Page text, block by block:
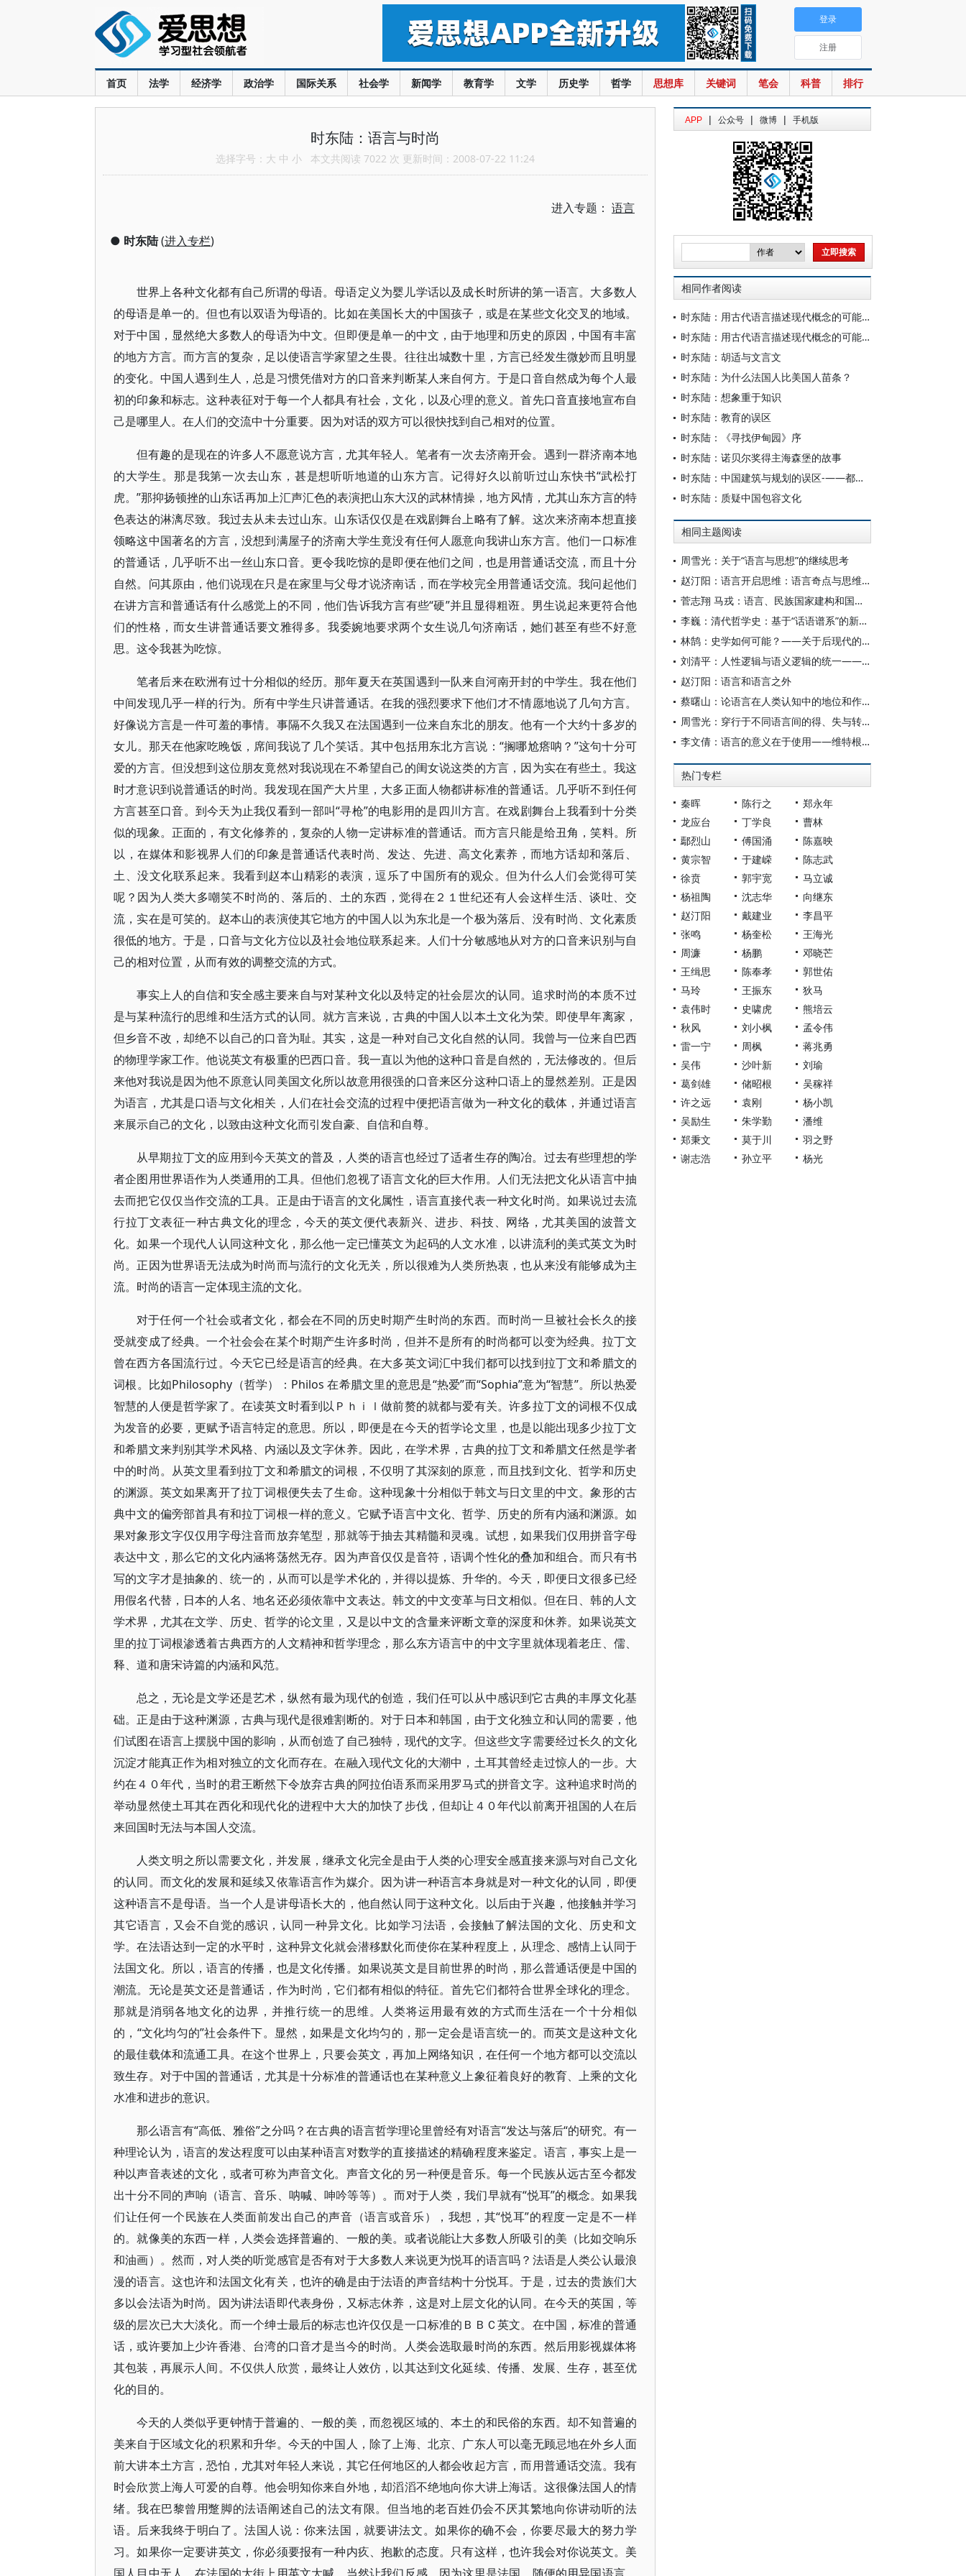
首页 法学 经济学 政治学 国际关系 社会学 新闻学 教育学 文学 历史学 哲学 思想库 关键词 笔会 科普 排行
登录
注册
时东陆：语言与时尚
选择字号： 大 中 小 本文共阅读 7022 次 更新时间：2008-07-22 11:24
进入专题： 语言
● 时东陆(进入专栏)
世界上各种文化都有自己所谓的母语。母语定义为婴儿学话以及成长时所讲的第一语言。大多数人
的母语是单一的。但也有以双语为母语的。比如在美国长大的中国孩子，或是在某些文化交叉的地域。
对于中国，显然绝大多数人的母语为中文。但即便是单一的中文，由于地理和历史的原因，中国有丰富
的地方方言。而方言的复杂，足以使语言学家望之生畏。往往出城数十里，方言已经发生微妙而且明显
的变化。中国人遇到生人，总是习惯凭借对方的口音来判断某人来自何方。于是口音自然成为每个人最
初的印象和标志。这种表征对于每一个人都具有社会，文化，以及心理的意义。首先口音直接地宣布自
己是哪里人。在人们的交流中十分重要。因为对话的双方可以很快找到自己相对的位置。
但有趣的是现在的许多人不愿意说方言，尤其年轻人。笔者有一次去济南开会。遇到一群济南本地
的大学生。那是我第一次去山东，甚是想听听地道的山东方言。记得好久以前听过山东快书“武松打
虎。”那抑扬顿挫的山东话再加上汇声汇色的表演把山东大汉的武林情操，地方风情，尤其山东方言的特
色表达的淋漓尽致。我过去从未去过山东。山东话仅仅是在戏剧舞台上略有了解。这次来济南本想直接
领略这中国著名的方言，没想到满屋子的济南大学生竟没有任何人愿意向我讲山东方言。他们一口标准
的普通话，几乎听不出一丝山东口音。更令我吃惊的是即便在他们之间，也是用普通话交流，而且十分
自然。问其原由，他们说现在只是在家里与父母才说济南话，而在学校完全用普通话交流。我问起他们
在讲方言和普通话有什么感觉上的不同，他们告诉我方言有些“硬”并且显得粗诳。男生说起来更符合他
们的性格，而女生讲普通话要文雅得多。我委婉地要求两个女生说几句济南话，她们甚至有些不好意
思。这令我甚为吃惊。
笔者后来在欧洲有过十分相似的经历。那年夏天在英国遇到一队来自河南开封的中学生。我在他们
中间发现几乎一样的行为。所有中学生只讲普通话。在我的强烈要求下他们才不情愿地说了几句方言。
好像说方言是一件可羞的事情。事隔不久我又在法国遇到一位来自东北的朋友。他有一个大约十多岁的
女儿。那天在他家吃晚饭，席间我说了几个笑话。其中包括用东北方言说：“搁哪尬瘩呐？”这句十分可
爱的方言。但没想到这位朋友竟然对我说现在不希望自己的闺女说这类的方言，因为实在有些土。我这
时才意识到说普通话的时尚。我发现在国产大片里，大多正面人物都讲标准的普通话。几乎听不到任何
方言甚至口音。到今天为止我仅看到一部叫“寻枪”的电影用的是四川方言。在戏剧舞台上我看到十分类
似的现象。正面的，有文化修养的，复杂的人物一定讲标准的普通话。而方言只能是给丑角，笑料。所
以，在媒体和影视界人们的印象是普通话代表时尚、发达、先进、高文化素养，而地方话却和落后、
土、没文化联系起来。我看到赵本山精彩的表演，逗乐了中国所有的观众。但为什么人们会觉得可笑
呢？因为人类大多嘲笑不时尚的、落后的、土的东西，觉得在２１世纪还有人会这样生活、谈吐、交
流，实在是可笑的。赵本山的表演使其它地方的中国人以为东北是一个极为落后、没有时尚、文化素质
很低的地方。于是，口音与文化方位以及社会地位联系起来。人们十分敏感地从对方的口音来识别与自
己的相对位置，从而有效的调整交流的方式。
事实上人的自信和安全感主要来自与对某种文化以及特定的社会层次的认同。追求时尚的本质不过
是与某种流行的思维和生活方式的认同。就方言来说，古典的中国人以本土文化为荣。即使早年离家，
但乡音不改，却绝不以自己的口音为耻。其实，这是一种对自己文化自然的认同。我曾与一位来自巴西
的物理学家工作。他说英文有极重的巴西口音。我一直以为他的这种口音是自然的，无法修改的。但后
来他对我说是因为他不原意认同美国文化所以故意用很强的口音来区分这种口语上的显然差别。正是因
为语言，尤其是口语与文化相关，人们在社会交流的过程中便把语言做为一种文化的载体，并通过语言
来展示自己的文化，以致由这种文化而引发自豪、自信和自尊。
从早期拉丁文的应用到今天英文的普及，人类的语言也经过了适者生存的陶冶。过去有些理想的学
者企图用世界语作为人类通用的工具。但他们忽视了语言文化的巨大作用。人们无法把文化从语言中抽
去而把它仅仅当作交流的工具。正是由于语言的文化属性，语言直接代表一种文化时尚。如果说过去流
行拉丁文表征一种古典文化的理念，今天的英文便代表新兴、进步、科技、网络，尤其美国的波普文
化。如果一个现代人认同这种文化，那么他一定已懂英文为起码的人文水准，以讲流利的美式英文为时
尚。正因为世界语无法成为时尚而与流行的文化无关，所以很难为人类所热衷，也从来没有能够成为主
流。时尚的语言一定体现主流的文化。
对于任何一个社会或者文化，都会在不同的历史时期产生时尚的东西。而时尚一旦被社会长久的接
受就变成了经典。一个社会会在某个时期产生许多时尚，但并不是所有的时尚都可以变为经典。拉丁文
曾在西方各国流行过。今天它已经是语言的经典。在大多英文词汇中我们都可以找到拉丁文和希腊文的
词根。比如Philosophy（哲学）：Philos 在希腊文里的意思是“热爱”而“Sophia”意为“智慧”。所以热爱
智慧的人便是哲学家了。在读英文时看到以Ｐｈｉｌ做前赘的就都与爱有关。许多拉丁文的词根不仅成
为发音的必要，更赋予语言特定的意思。所以，即便是在今天的哲学论文里，也是以能出现多少拉丁文
和希腊文来判别其学术风格、内涵以及文字休养。因此，在学术界，古典的拉丁文和希腊文任然是学者
中的时尚。从英文里看到拉丁文和希腊文的词根，不仅明了其深刻的原意，而且找到文化、哲学和历史
的渊源。英文如果离开了拉丁词根便失去了生命。这种现象十分相似于韩文与日文里的中文。象形的古
典中文的偏旁部首具有和拉丁词根一样的意义。它赋予语言中文化、哲学、历史的所有内涵和渊源。如
果对象形文字仅仅用字母注音而放弃笔型，那就等于抽去其精髓和灵魂。试想，如果我们仅用拼音字母
表达中文，那么它的文化内涵将荡然无存。因为声音仅仅是音符，语调个性化的叠加和组合。而只有书
写的文字才是抽象的、统一的，从而可以是学术化的，并得以提炼、升华的。今天，即便日文很多已经
用假名代替，日本的人名、地名还必须依靠中文表达。韩文的中文变革与日文相似。但在日、韩的人文
学术界，尤其在文学、历史、哲学的论文里，又是以中文的含量来评断文章的深度和休养。如果说英文
里的拉丁词根渗透着古典西方的人文精神和哲学理念，那么东方语言中的中文字里就体现着老庄、儒、
释、道和唐宋诗篇的内涵和风范。
总之，无论是文学还是艺术，纵然有最为现代的创造，我们任可以从中感识到它古典的丰厚文化基
础。正是由于这种渊源，古典与现代是很难割断的。对于日本和韩国，由于文化独立和认同的需要，他
们试图在语言上摆脱中国的影响，从而创造了自己独特，现代的文字。但这些文字需要经过长久的文化
沉淀才能真正作为相对独立的文化而存在。在融入现代文化的大潮中，土耳其曾经走过惊人的一步。大
约在４０年代，当时的君王断然下令放弃古典的阿拉伯语系而采用罗马式的拼音文字。这种追求时尚的
举动显然使土耳其在西化和现代化的进程中大大的加快了步伐，但却让４０年代以前离开祖国的人在后
来回国时无法与本国人交流。
人类文明之所以需要文化，并发展，继承文化完全是由于人类的心理安全感直接来源与对自己文化
的认同。而文化的发展和延续又依靠语言作为媒介。因为讲一种语言本身就是对一种文化的认同，即便
这种语言不是母语。当一个人是讲母语长大的，他自然认同于这种文化。以后由于兴趣，他接触并学习
其它语言，又会不自觉的感识，认同一种异文化。比如学习法语，会接触了解法国的文化、历史和文
学。在法语达到一定的水平时，这种异文化就会潜移默化而使你在某种程度上，从理念、感情上认同于
法国文化。所以，语言的传播，也是文化传播。如果说英文是目前世界的时尚，那么普通话便是中国的
潮流。无论是英文还是普通话，作为时尚，它们都有相似的特征。首先它们都符合世界全球化的理念。
那就是消弱各地文化的边界，并推行统一的思维。人类将运用最有效的方式而生活在一个十分相似
的，“文化均匀的”社会条件下。显然，如果是文化均匀的，那一定会是语言统一的。而英文是这种文化
的最佳载体和流通工具。在这个世界上，只要会英文，再加上网络知识，在任何一个地方都可以交流以
致生存。对于中国的普通话，尤其是十分标准的普通话也在某种意义上象征着良好的教育、上乘的文化
水准和进步的意识。
那么语言有“高低、雅俗”之分吗？在古典的语言哲学理论里曾经有对语言“发达与落后“的研究。有一
种理论认为，语言的发达程度可以由某种语言对数学的直接描述的精确程度来鉴定。语言，事实上是一
种以声音表述的文化，或者可称为声音文化。声音文化的另一种便是音乐。每一个民族从远古至今都发
出十分不同的声响（语言、音乐、呐喊、呻吟等等）。而对于人类，我们早就有“悦耳”的概念。如果我
们让任何一个民族在人类面前发出自己的声音（语言或音乐），我想，其“悦耳”的程度一定是不一样
的。就像美的东西一样，人类会选择普遍的、一般的美。或者说能让大多数人所吸引的美（比如交响乐
和油画）。然而，对人类的听觉感官是否有对于大多数人来说更为悦耳的语言吗？法语是人类公认最浪
漫的语言。这也许和法国文化有关，也许的确是由于法语的声音结构十分悦耳。于是，过去的贵族们大
多以会法语为时尚。因为讲法语即代表身份，又标志休养，这是对上层文化的认同。在今天的英国，等
级的层次已大大淡化。而一个绅士最后的标志也许仅仅是一口标准的ＢＢＣ英文。在中国，标准的普通
话，或许要加上少许香港、台湾的口音才是当今的时尚。人类会选取最时尚的东西。然后用影视媒体将
其包装，再展示人间。不仅供人欣赏，最终让人效仿，以其达到文化延续、传播、发展、生存，甚至优
化的目的。
今天的人类似乎更钟情于普遍的、一般的美，而忽视区域的、本土的和民俗的东西。却不知普遍的
美来自于区域文化的积累和升华。今天的中国人，除了上海、北京、广东人可以毫无顾忌地在外乡人面
前大讲本土方言，恐怕，尤其对年轻人来说，其它任何地区的人都会收起方言，而用普通话交流。我有
时会欣赏上海人可爱的自尊。他会明知你来自外地，却滔滔不绝地向你大讲上海话。这很像法国人的情
绪。我在巴黎曾用蹩脚的法语阐述自己的法文有限。但当地的老百姓仍会不厌其繁地向你讲动听的法
语。后来我终于明白了。法国人说：你来法国，就要讲法文。如果你的确不会，你要尽最大的努力学
习。如果你一定要讲英文，你必须要报有一种内疚、抱歉的态度。只有这样，也许我会对你说英文。美
APP | 公众号 | 微博 | 手机版
相同作者阅读
时东陆：用古代语言描述现代概念的可能性
时东陆：用古代语言描述现代概念的可能性
时东陆：胡适与文言文
时东陆：为什么法国人比美国人苗条？
时东陆：想象重于知识
时东陆：教育的误区
时东陆：《寻找伊甸园》序
时东陆：诺贝尔奖得主海森堡的故事
时东陆：中国建筑与规划的误区-——都市人文尺度系列
时东陆：质疑中国包容文化
相同主题阅读
周雪光：关于“语言与思想”的继续思考
赵汀阳：语言开启思维：语言奇点与思维初始基因
菅志翔 马戎：语言、民族国家建构和国家语言政策
李巍：清代哲学史：基于“话语谱系”的新书写
林鹄：史学如何可能？——关于后现代的反思
刘清平：人性逻辑与语义逻辑的统一——有关若干情态助动词的语义分析
赵汀阳：语言和语言之外
蔡曙山：论语言在人类认知中的地位和作用
周雪光：穿行于不同语言间的得、失与转变
李文倩：语言的意义在于使用——维特根斯坦语言观探析
热门专栏
秦晖 陈行之
郑永年
龙应台
丁学良
曹林
鄢烈山
傅国涌
陈嘉映
黄宗智
于建嵘
陈志武
徐贲
郭宇宽
马立诚
杨祖陶
沈志华
向继东
赵汀阳
戴建业
李昌平
张鸣
杨奎松
王海光
周濂
杨鹏
邓晓芒
王缉思
陈奉孝
郭世佑
马玲
王振东
狄马
袁伟时
史啸虎
熊培云
秋风
刘小枫
孟令伟
雷一宁
周枫
蒋兆勇
吴伟
沙叶新
刘瑜
葛剑雄
储昭根
吴稼祥
许之远
袁刚
杨小凯
吴励生
朱学勤
潘维
郑秉文
莫于川
羽之野
谢志浩
孙立平 杨光